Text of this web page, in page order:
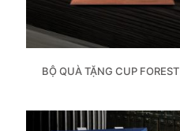
BỘ QUÀ TẶNG CUP FOREST